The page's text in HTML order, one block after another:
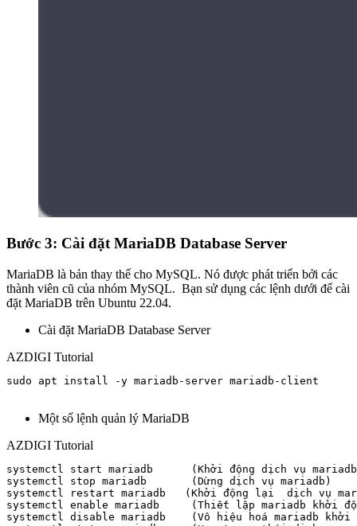
Bước 3: Cài đặt MariaDB Database Server
MariaDB là bản thay thế cho MySQL. Nó được phát triển bởi các
thành viên cũ của nhóm MySQL. Bạn sử dụng các lệnh dưới để cài
đặt MariaDB trên Ubuntu 22.04.
Cài đặt MariaDB Database Server
AZDIGI Tutorial
sudo apt install -y mariadb-server mariadb-client
Một số lệnh quản lý MariaDB
AZDIGI Tutorial
systemctl start mariadb      (Khởi động dịch vụ
systemctl stop mariadb       (Dừng dịch vụ mariadb)
systemctl restart mariadb   (Khởi động lại  dịch vụ
systemctl enable mariadb     (Thiết lập mariadb khởi
systemctl disable mariadb    (Vô hiệu hoá mariadb khởi